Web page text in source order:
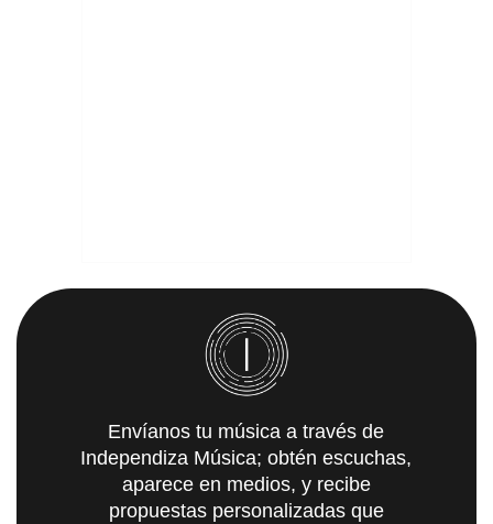
Envíanos tu música a través de
Independiza Música; obtén escuchas,
aparece en medios, y recibe
propuestas personalizadas que